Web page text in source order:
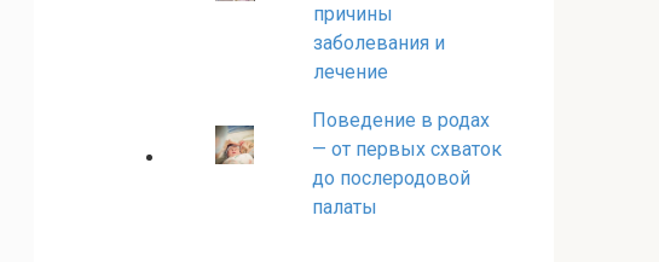
причины
заболевания и
лечение
Поведение в родах
— от первых схваток
до послеродовой
палаты